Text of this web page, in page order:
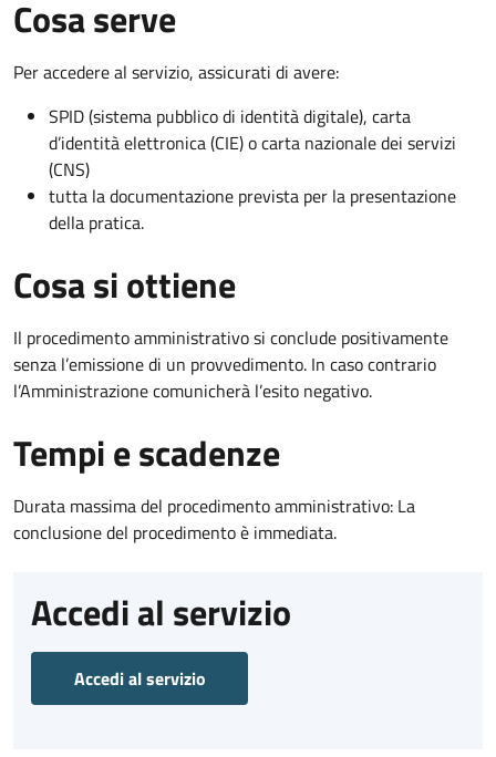
Cosa serve
Per accedere al servizio, assicurati di avere:
SPID (sistema pubblico di identità digitale), carta
d’identità elettronica (CIE) o carta nazionale dei servizi
(CNS)
tutta la documentazione prevista per la presentazione
della pratica.
Cosa si ottiene
Il procedimento amministrativo si conclude positivamente
senza l’emissione di un provvedimento. In caso contrario
l’Amministrazione comunicherà l’esito negativo.
Tempi e scadenze
Durata massima del procedimento amministrativo: La
conclusione del procedimento è immediata.
Accedi al servizio
Accedi al servizio